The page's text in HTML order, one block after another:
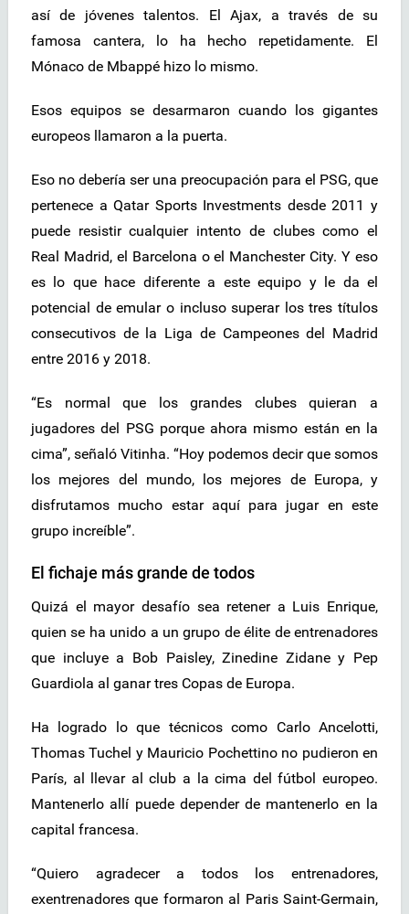
así de jóvenes talentos. El Ajax, a través de su
famosa cantera, lo ha hecho repetidamente. El
Mónaco de Mbappé hizo lo mismo.
Esos equipos se desarmaron cuando los gigantes
europeos llamaron a la puerta.
Eso no debería ser una preocupación para el PSG, que
pertenece a Qatar Sports Investments desde 2011 y
puede resistir cualquier intento de clubes como el
Real Madrid, el Barcelona o el Manchester City. Y eso
es lo que hace diferente a este equipo y le da el
potencial de emular o incluso superar los tres títulos
consecutivos de la Liga de Campeones del Madrid
entre 2016 y 2018.
“Es normal que los grandes clubes quieran a
jugadores del PSG porque ahora mismo están en la
cima”, señaló Vitinha. “Hoy podemos decir que somos
los mejores del mundo, los mejores de Europa, y
disfrutamos mucho estar aquí para jugar en este
grupo increíble”.
El fichaje más grande de todos
Quizá el mayor desafío sea retener a Luis Enrique,
quien se ha unido a un grupo de élite de entrenadores
que incluye a Bob Paisley, Zinedine Zidane y Pep
Guardiola al ganar tres Copas de Europa.
Ha logrado lo que técnicos como Carlo Ancelotti,
Thomas Tuchel y Mauricio Pochettino no pudieron en
París, al llevar al club a la cima del fútbol europeo.
Mantenerlo allí puede depender de mantenerlo en la
capital francesa.
“Quiero agradecer a todos los entrenadores,
exentrenadores que formaron al Paris Saint-Germain,